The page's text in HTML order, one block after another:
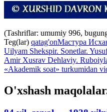
(Tashriflar: umumiy 996,
Teg(lar) qatag'onМастура
Uilyam Shekspir. Sonetlar.
Amir Xusrav Dehlaviy.
«Akademik soat» turkumidan
O'xshash